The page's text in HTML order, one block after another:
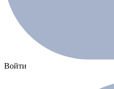
Войти